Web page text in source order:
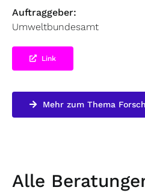
Auftraggeber:
Umweltbundesamt
Link
Mehr zum Thema
Alle